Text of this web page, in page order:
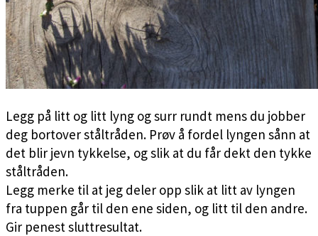
Legg på litt og litt lyng og surr rundt mens du jobber
deg bortover ståltråden. Prøv å fordel lyngen sånn at
det blir jevn tykkelse, og slik at du får dekt den tykke
ståltråden.
Legg merke til at jeg deler opp slik at litt av lyngen
fra tuppen går til den ene siden, og litt til den andre.
Gir penest sluttresultat.